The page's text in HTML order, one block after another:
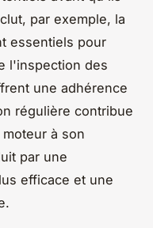
par exemple, la
essentiels pour
l'inspection des
une adhérence
régulière contribue
à son
par une
efficace et une